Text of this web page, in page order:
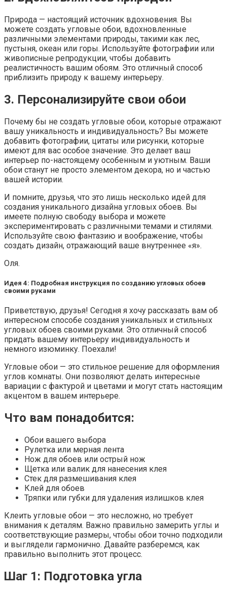
Природа — настоящий источник вдохновения. Вы
можете создать угловые обои, вдохновленные
различными элементами природы, такими как лес,
пустыня, океан или горы. Используйте фотографии или
живописные репродукции, чтобы добавить
реалистичность вашим обоям. Это отличный способ
приблизить природу к вашему интерьеру.
3. Персонализируйте свои обои
Почему бы не создать угловые обои, которые отражают
вашу уникальность и индивидуальность? Вы можете
добавить фотографии, цитаты или рисунки, которые
имеют для вас особое значение. Это делает ваш
интерьер по-настоящему особенным и уютным. Ваши
обои станут не просто элементом декора, но и частью
вашей истории.
И помните, друзья, что это лишь несколько идей для
создания уникального дизайна угловых обоев. Вы
имеете полную свободу выбора и можете
экспериментировать с различными темами и стилями.
Используйте свою фантазию и воображение, чтобы
создать дизайн, отражающий ваше внутреннее «я».
Оля.
Идея 4: Подробная инструкция по созданию угловых обоев
своими руками
Приветствую, друзья! Сегодня я хочу рассказать вам об
интересном способе создания уникальных и стильных
угловых обоев своими руками. Это отличный способ
придать вашему интерьеру индивидуальность и
немного изюминку. Поехали!
Угловые обои — это стильное решение для оформления
углов комнаты. Они позволяют делать интересные
вариации с фактурой и цветами и могут стать настоящим
акцентом в вашем интерьере.
Что вам понадобится:
Обои вашего выбора
Рулетка или мерная лента
Нож для обоев или острый нож
Щетка или валик для нанесения клея
Стек для размешивания клея
Клей для обоев
Тряпки или губки для удаления излишков клея
Клеить угловые обои — это несложно, но требует
внимания к деталям. Важно правильно замерить углы и
соответствующие размеры, чтобы обои точно подходили
и выглядели гармонично. Давайте разберемся, как
правильно выполнить этот процесс.
Шаг 1: Подготовка угла